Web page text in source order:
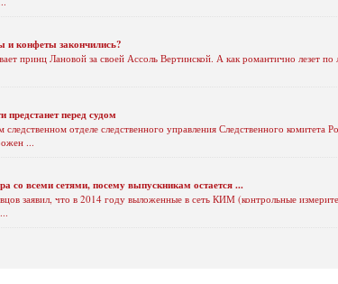
и конфеты закончились?
принц Лановой за своей Ассоль Вертинской. А как романтично лезет
предстанет перед судом
отделе следственного управления Следственного комитета
...
со всеми сетями, посему выпускникам остается ...
заявил, что в 2014 году выложенные в сеть КИМ (контрольные